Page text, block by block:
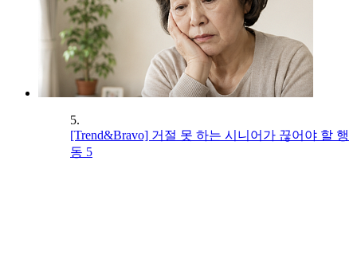
5.
[Trend&Bravo] 거절 못 하는 시니어가 끊어야 할 행
동 5